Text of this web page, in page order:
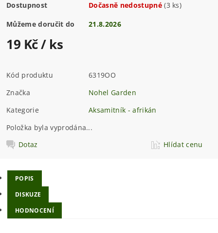
Dostupnost Dočasně nedostupné (3 ks)
Můžeme doručit do 21.8.2026
19 Kč/ ks
Kód produktu
6319OO
Značka
Nohel Garden
Kategorie
Aksamitník - afrikán
Položka byla vyprodána...
Dotaz
Hlídat cenu
POPIS
DISKUZE
HODNOCENÍ